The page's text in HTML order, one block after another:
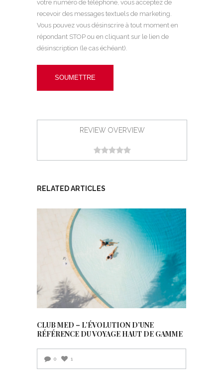
votre numéro de téléphone, vous acceptez de
recevoir des messages textuels de marketing.
Vous pouvez vous désinscrire à tout moment en
répondant STOP ou en cliquant sur le lien de
désinscription (le cas échéant).
REVIEW OVERVIEW
RELATED ARTICLES
CLUB MED – L’ÉVOLUTION D’UNE
RÉFÉRENCE DU VOYAGE HAUT DE GAMME
0 1